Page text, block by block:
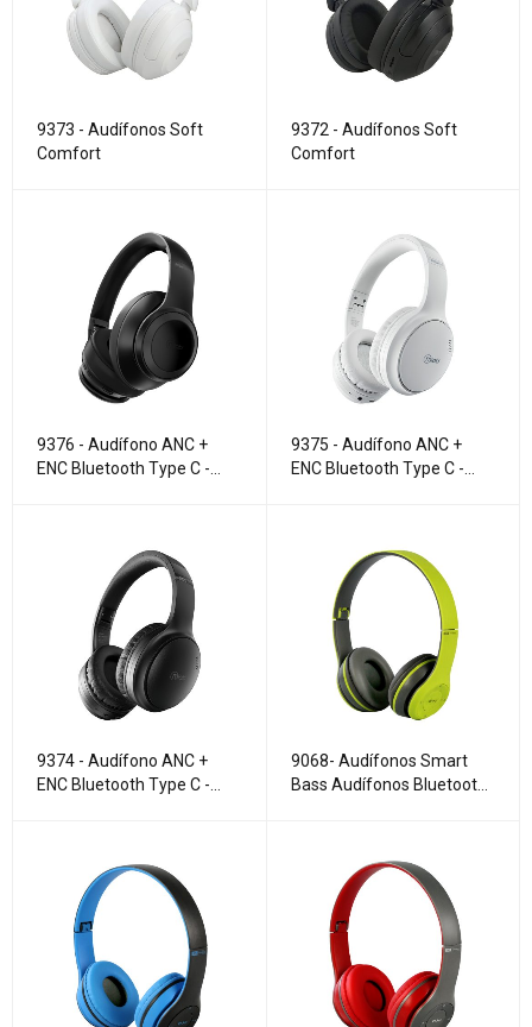
9373 - Audífonos Soft
Comfort
9372 - Audífonos Soft
Comfort
9376 - Audífono ANC +
ENC Bluetooth Type C -
9375 - Audífono ANC +
ENC Bluetooth Type C -
9374 - Audífono ANC +
ENC Bluetooth Type C -
9068- Audífonos Smart
Bass Audífonos Bluetooth